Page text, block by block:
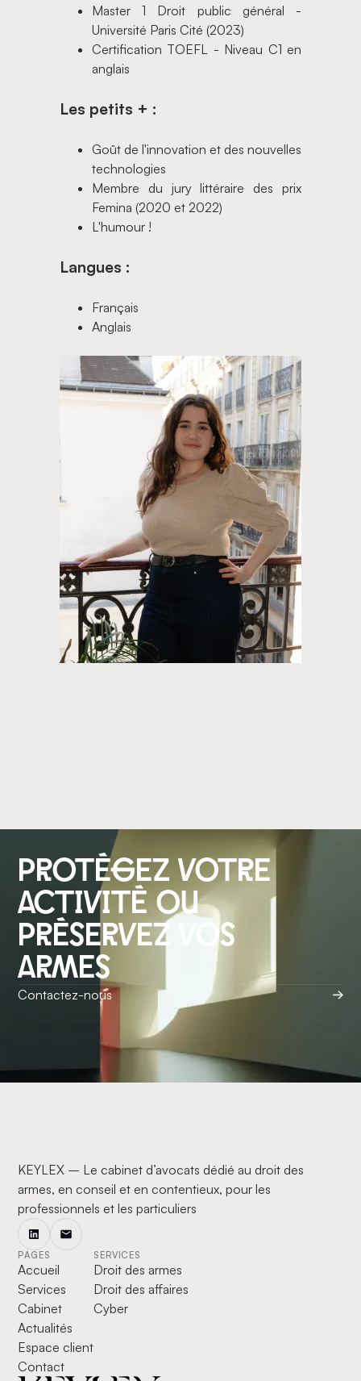
Master 1 Droit public général -
Université Paris Cité (2023)
Certification TOEFL - Niveau C1 en
anglais
Les petits + :
Goût de l'innovation et des nouvelles
technologies
Membre du jury littéraire des prix
Femina (2020 et 2022)
L'humour !
Langues :
Français
Anglais
protégez votre
activité ou
préservez vos
armes
Contactez-nous
KEYLEX – Le cabinet d’avocats dédié au droit des
armes, en conseil et en contentieux, pour les
professionnels et les particuliers
PAGES
Accueil
Services
Cabinet
Actualités
Espace client
Contact
SERVICES
Droit des armes
Droit des affaires
Cyber